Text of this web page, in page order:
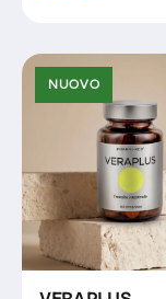
NUOVO